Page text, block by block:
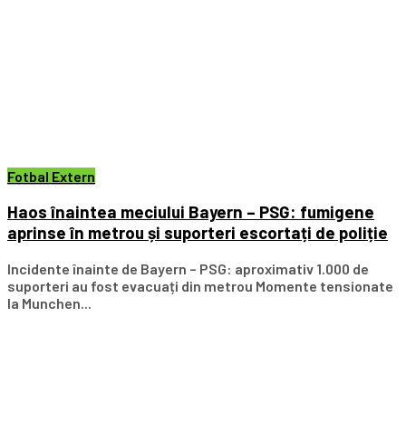
Fotbal Extern
Haos înaintea meciului Bayern – PSG: fumigene
aprinse în metrou și suporteri escortați de poliție
Incidente înainte de Bayern – PSG: aproximativ 1.000 de
suporteri au fost evacuați din metrou Momente tensionate
la Munchen...